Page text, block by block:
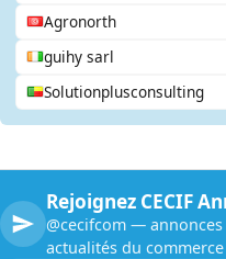
Agronorth
guihy sarl
Solutionplusconsulting
Rejoignez CECIF
@cecifcom —
actualités du